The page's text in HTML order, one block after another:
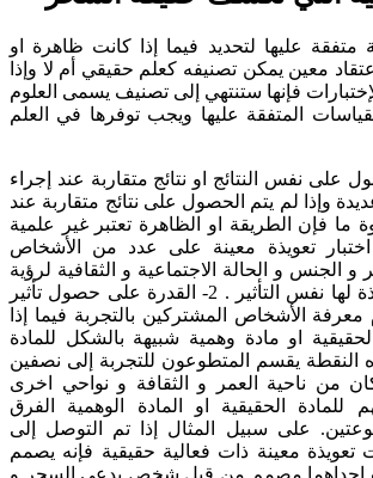
عليها لتحديد فيما إذا كانت ظاهرة او
معين يمكن تصنيفه كعلم حقيقي أم لا وإذا
فإنها ستنتهي إلى تصنيف يسمى العلوم
المتفقة عليها ويجب توفرها في العلم
على نفس النتائج او نتائج متقاربة عند إجراء
وإذا لم يتم الحصول على نتائج متقاربة عند
ما فإن الطريقة او الظاهرة تعتبر غير علمية
تعويذة معينة على عدد من الأشخاص
و الجنس و الحالة الاجتماعية و الثقافية لرؤية
فيما إذا كانت التعويذة لها نفس التأثير . 2- القدرة على حصول تأثير
الأشخاص المشتركين بالتجربة فيما إذا
او مادة وهمية شبيهة بالشكل للمادة
النقطة يقسم المتطوعون للتجربة إلى نصفين
من ناحية العمر و الثقافة و نواحي اخرى
للمادة الحقيقية او المادة الوهمية الفرق
على سبيل المثال إذا تم التوصل إلى
تعويذة معينة ذات فعالية حقيقية فإنه يصمم
إحداهما مصمم من قبل شخص يدعي السحر و